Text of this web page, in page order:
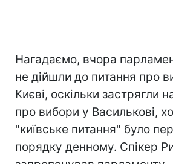
Нагадаємо, вчора
не дійшли до питання про
Києві, оскільки застрягли
про вибори у Василькові,
"київське питання" було
порядку денному. Спікер